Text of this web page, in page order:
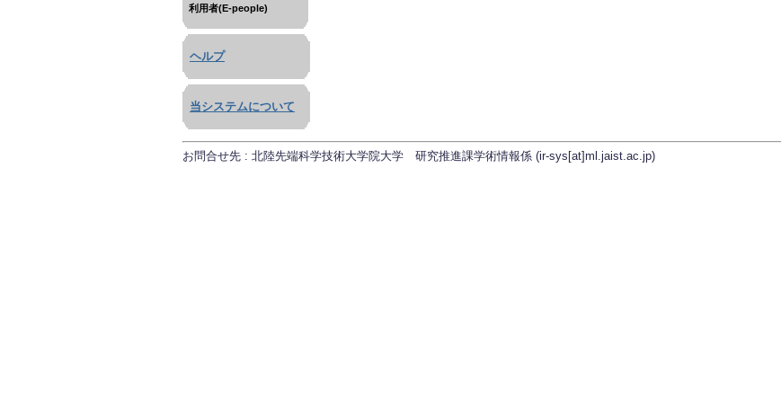
利用者(E-people)
ヘルプ
当システムについて
お問合せ先 : 北陸先端科学技術大学院大学 研究推進課学術情報係 (ir-sys[at]ml.jaist.ac.jp)